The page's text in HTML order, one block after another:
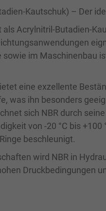
Kautschuk) – Der
als Acrylnitril-Butadien-
im Maschinenbau
eine exzellente
was ihn besonders
sich NBR durch
von -20 °C bis
beschleunigt.
wird NBR in
Druckbedingungen